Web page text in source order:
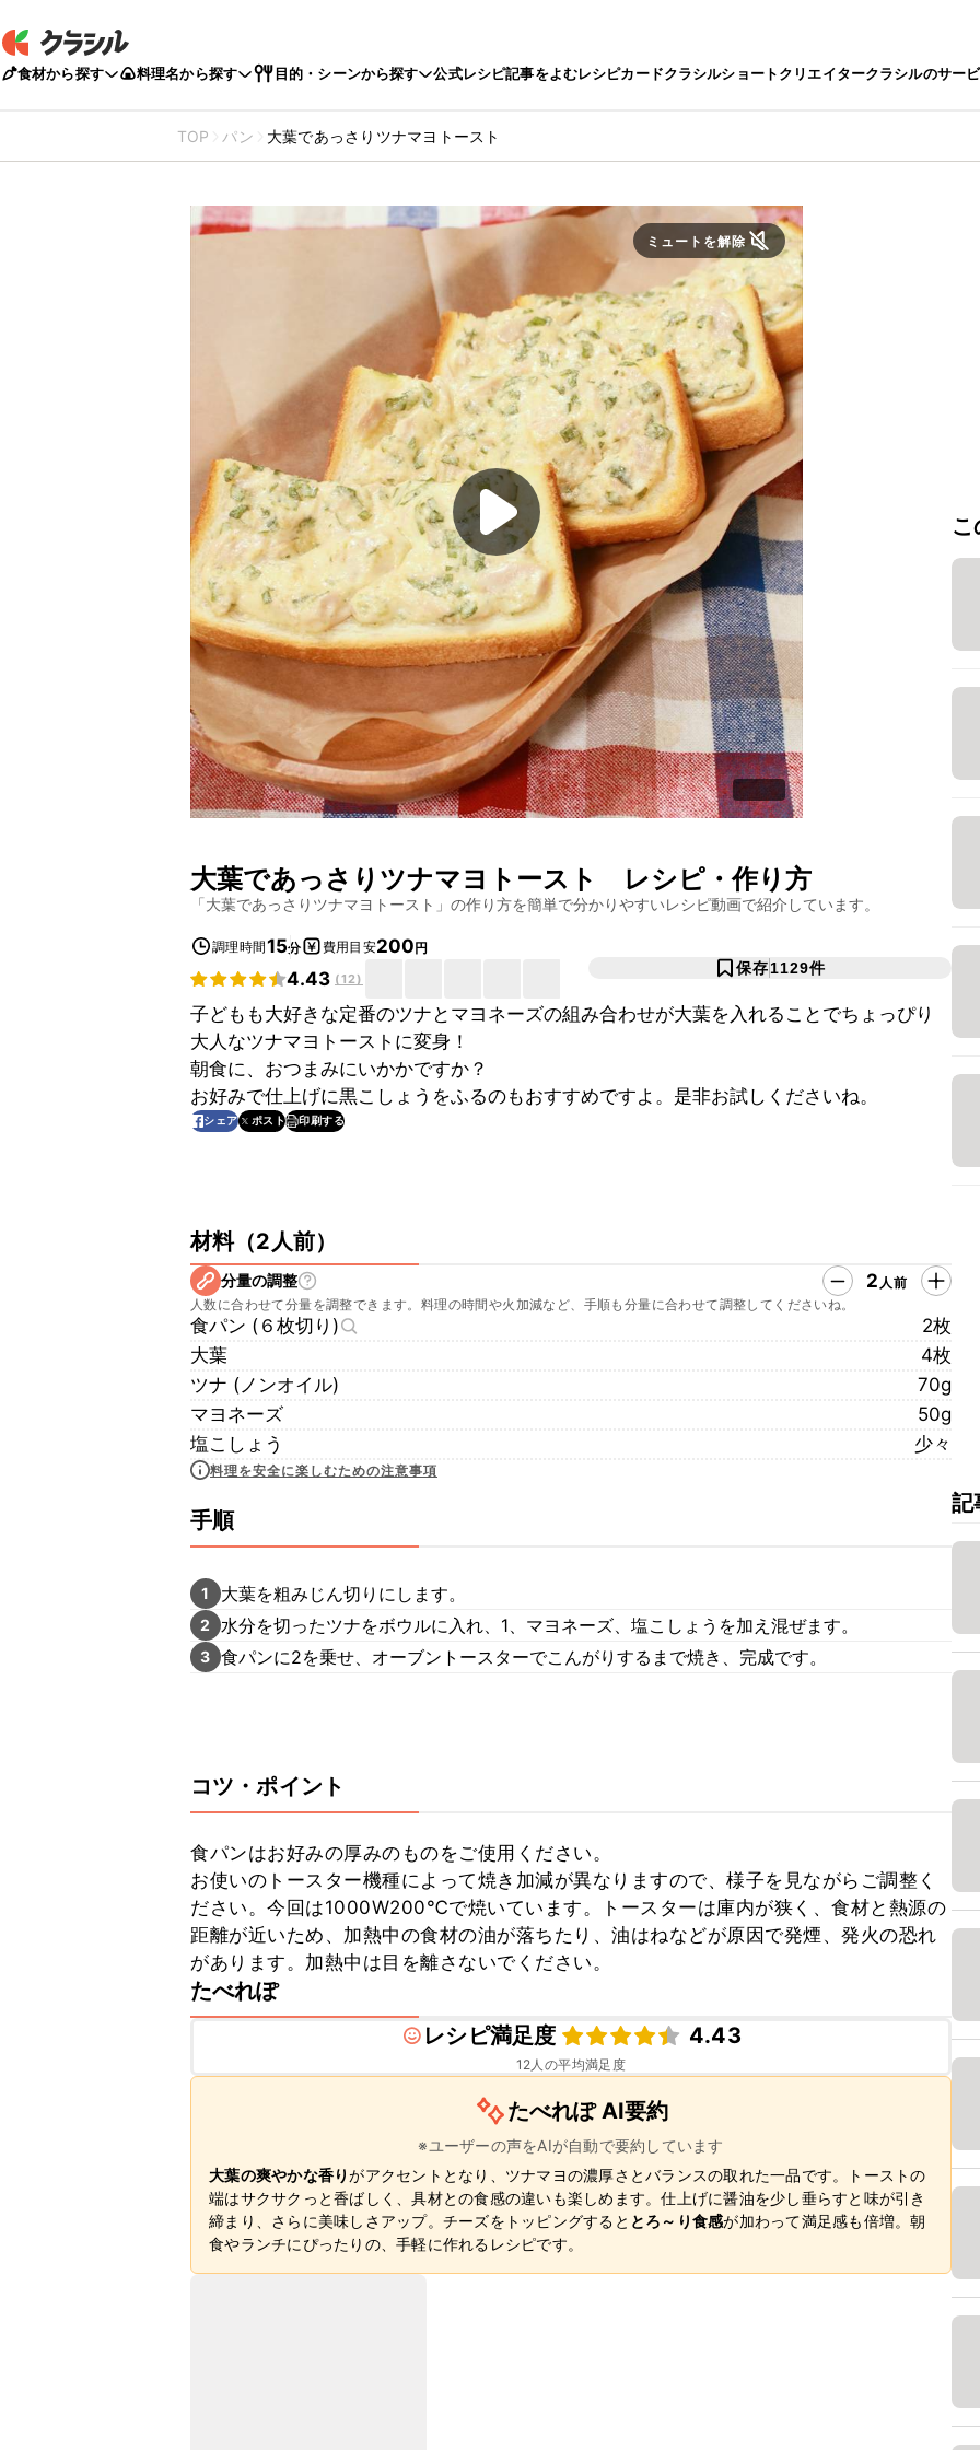
食材から探す 料理名から探す 目的・シーンから探す 公式レシピ記事をよむレシピカードクラシルショートクリエイタークラシルのサー
TOP パン 大葉であっさりツナマヨトースト
ミュートを解除
大葉であっさりツナマヨトースト レシピ・作り方
「大葉であっさりツナマヨトースト 」の作り方を簡単で分かりやすいレシピ動画で紹介しています。
調理時間15分 費用目安200円
4.43 (12)
保存1129件
子どもも大好きな定番のツナとマヨネーズの組み合わせが大葉を入れることでちょっぴり
大人なツナマヨトーストに変身！
朝食に、おつまみにいかかですか？
お好みで仕上げに黒こしょうをふるのもおすすめですよ。是非お試しくださいね。
シェア ポスト 印刷する
材料（2人前）
分量の調整 2 人前
人数に合わせて分量を調整できます。料理の時間や火加減など、手順も分量に合わせて調整してくださいね。
食パン (６枚切り)
2枚
大葉
4枚
ツナ (ノンオイル)
70g
マヨネーズ
50g
塩こしょう
少々
料理を安全に楽しむための注意事項
手順
1 大葉を粗みじん切りにします。
2 水分を切ったツナをボウルに入れ、1、マヨネーズ、塩こしょうを加え混ぜます。
3 食パンに2を乗せ、オーブントースターでこんがりするまで焼き、完成です。
コツ・ポイント
食パンはお好みの厚みのものをご使用ください。
お使いのトースター機種によって焼き加減が異なりますので、様子を見ながらご調整く
ださい。今回は1000W200℃で焼いています。トースターは庫内が狭く、食材と熱源の
距離が近いため、加熱中の食材の油が落ちたり、油はねなどが原因で発煙、発火の恐れ
があります。加熱中は目を離さないでください。
たべれぽ
レシピ満足度
4.43
12人の平均満足度
たべれぽ AI要約
※ユーザーの声をAIが自動で要約しています
大葉の爽やかな香りがアクセントとなり、ツナマヨの濃厚さとバランスの取れた一品です。トーストの
端はサクサクっと香ばしく、具材との食感の違いも楽しめます。仕上げに醤油を少し垂らすと味が引き
締まり、さらに美味しさアップ。チーズをトッピングすると とろ～り食感が加わって満足感も倍増。朝
食やランチにぴったりの、手軽に作れるレシピです。
記